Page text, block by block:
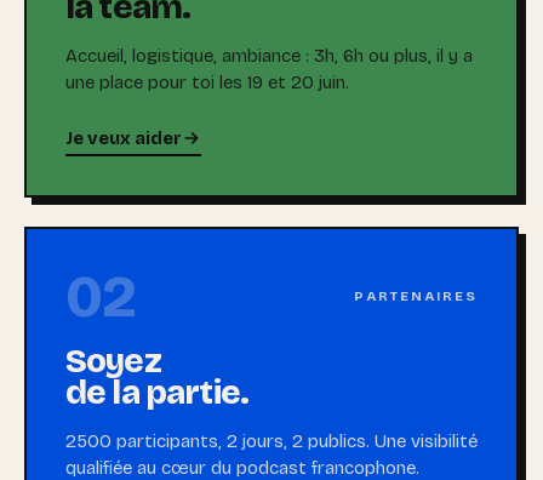
Accueil, logistique, ambiance : 3h, 6h ou plus, il y a
une place pour toi les 19 et 20 juin.
Je veux aider
02 PARTENAIRES
Soyez
de la partie.
2500 participants, 2 jours, 2 publics. Une visibilité
qualifiée au cœur du podcast francophone.